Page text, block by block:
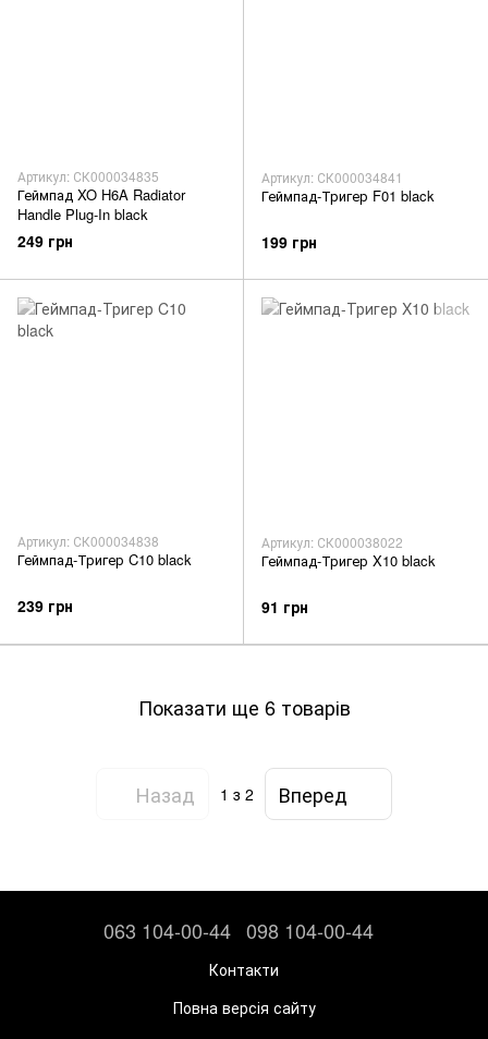
Артикул: СК000034835
Геймпад XO H6A Radiator
Handle Plug-In black
249 грн
Артикул: СК000034841
Геймпад-Тригер F01 black
199 грн
Артикул: СК000034838
Геймпад-Тригер C10 black
239 грн
Артикул: СК000038022
Геймпад-Тригер X10 black
91 грн
Показати ще 6 товарів
Назад 1 з 2 Вперед
063 104-00-44 098 104-00-44
Контакти
Повна версія сайту